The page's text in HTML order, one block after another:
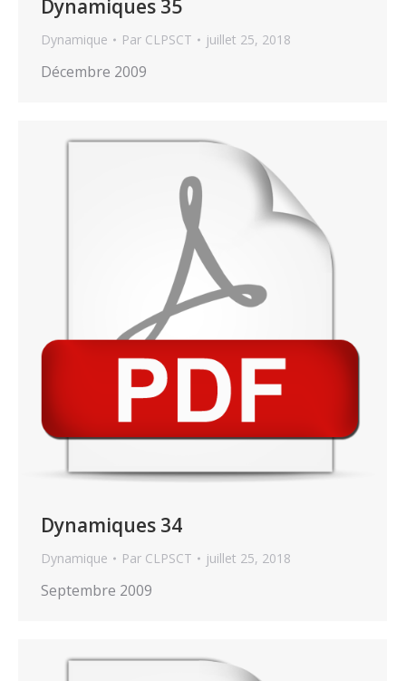
Dynamiques 35
Dynamique Par CLPSCT juillet 25, 2018
Décembre 2009
Dynamiques 34
Dynamique Par CLPSCT juillet 25, 2018
Septembre 2009